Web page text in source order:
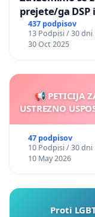
prejete/ga DSP
437 podpisov
13 Podpisi / 30 dni
30 Oct 2025
📢 PETICIJA
USTREZNO
47 podpisov
10 Podpisi / 30 dni
10 May 2026
Proti